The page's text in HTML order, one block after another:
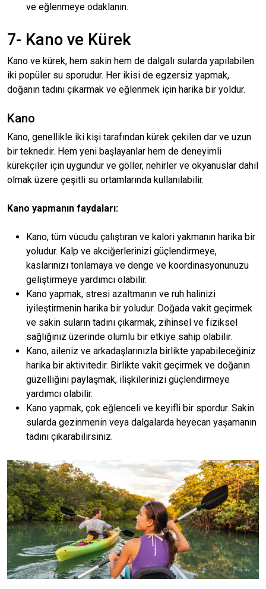
ve eğlenmeye odaklanın.
7- Kano ve Kürek
Kano ve kürek, hem sakin hem de dalgalı sularda yapılabilen
iki popüler su sporudur. Her ikisi de egzersiz yapmak,
doğanın tadını çıkarmak ve eğlenmek için harika bir yoldur.
Kano
Kano, genellikle iki kişi tarafından kürek çekilen dar ve uzun
bir teknedir. Hem yeni başlayanlar hem de deneyimli
kürekçiler için uygundur ve göller, nehirler ve okyanuslar dahil
olmak üzere çeşitli su ortamlarında kullanılabilir.
Kano yapmanın faydaları:
Kano, tüm vücudu çalıştıran ve kalori yakmanın harika bir
yoludur. Kalp ve akciğerlerinizi güçlendirmeye,
kaslarınızı tonlamaya ve denge ve koordinasyonunuzu
geliştirmeye yardımcı olabilir.
Kano yapmak, stresi azaltmanın ve ruh halinizi
iyileştirmenin harika bir yoludur. Doğada vakit geçirmek
ve sakin suların tadını çıkarmak, zihinsel ve fiziksel
sağlığınız üzerinde olumlu bir etkiye sahip olabilir.
Kano, aileniz ve arkadaşlarınızla birlikte yapabileceğiniz
harika bir aktivitedir. Birlikte vakit geçirmek ve doğanın
güzelliğini paylaşmak, ilişkilerinizi güçlendirmeye
yardımcı olabilir.
Kano yapmak, çok eğlenceli ve keyifli bir spordur. Sakin
sularda gezinmenin veya dalgalarda heyecan yaşamanın
tadını çıkarabilirsiniz.